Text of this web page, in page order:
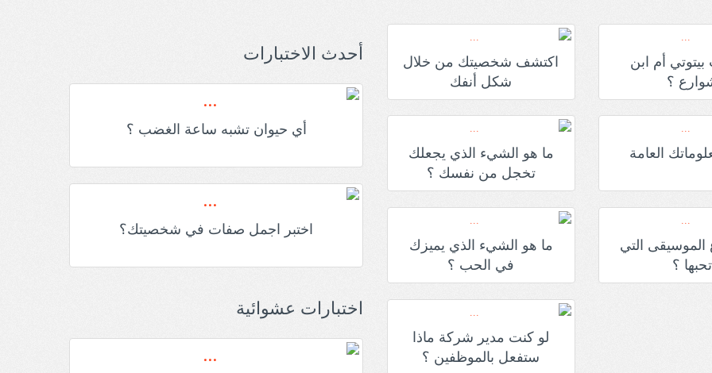
اكتشف شخصيتك من خلال
شكل أنفك
أم ابن
؟
ما هو الشيء الذي يجعلك
تخجل من نفسك ؟
العامة
ما هو الشيء الذي يميزك
في الحب ؟
الموسيقى التي
تحبها ؟
لو كنت مدير شركة ماذا
ستفعل بالموظفين ؟
أحدث الاختبارات
أي حيوان تشبه ساعة الغضب ؟
اختبر اجمل صفات في شخصيتك؟
اختبارات عشوائية